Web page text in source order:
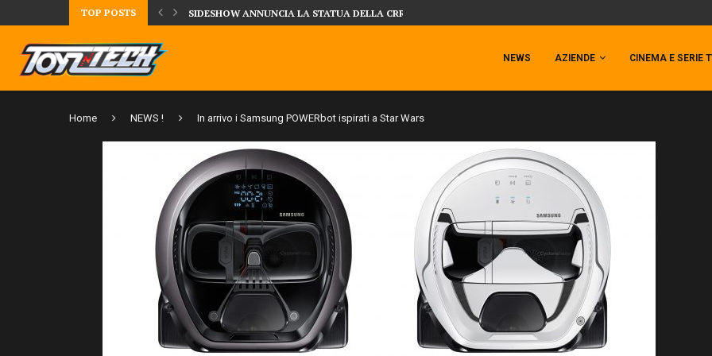
TOP POSTS
LA FIGURE DI IPPO MAKUNOUCHI! SIDESHOW ANNUNCIA LA STATUA DELLA CRRATURA DELLA LAGUNA...
NEWS AZIENDE CINEMA E SERIE
Home NEWS ! In arrivo i Samsung POWERbot ispirati a Star Wars